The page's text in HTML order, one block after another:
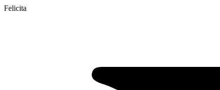
Felicita